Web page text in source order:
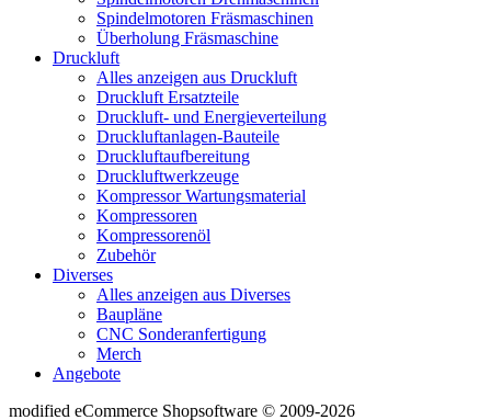
Spindelmotoren Fräsmaschinen
Überholung Fräsmaschine
Druckluft
Alles anzeigen aus Druckluft
Druckluft Ersatzteile
Druckluft- und Energieverteilung
Druckluftanlagen-Bauteile
Druckluftaufbereitung
Druckluftwerkzeuge
Kompressor Wartungsmaterial
Kompressoren
Kompressorenöl
Zubehör
Diverses
Alles anzeigen aus Diverses
Baupläne
CNC Sonderanfertigung
Merch
Angebote
modified eCommerce Shopsoftware © 2009-2026